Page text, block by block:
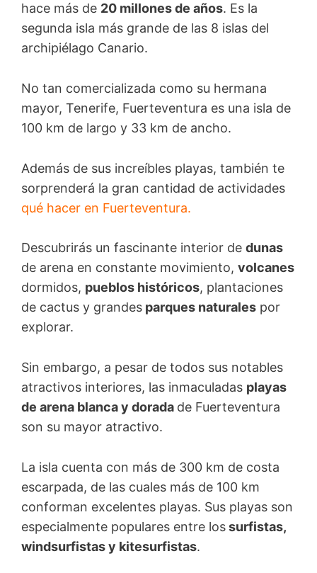
hace más de 20 millones de años. Es la
segunda isla más grande de las 8 islas del
archipiélago Canario.
No tan comercializada como su hermana
mayor, Tenerife, Fuerteventura es una isla de
100 km de largo y 33 km de ancho.
Además de sus increíbles playas, también te
sorprenderá la gran cantidad de actividades
qué hacer en Fuerteventura.
Descubrirás un fascinante interior de dunas
de arena en constante movimiento, volcanes
dormidos, pueblos históricos, plantaciones
de cactus y grandes parques naturales por
explorar.
Sin embargo, a pesar de todos sus notables
atractivos interiores, las inmaculadas playas
de arena blanca y dorada de Fuerteventura
son su mayor atractivo.
La isla cuenta con más de 300 km de costa
escarpada, de las cuales más de 100 km
conforman excelentes playas. Sus playas son
especialmente populares entre lossurfistas,
windsurfistas y kitesurfistas.